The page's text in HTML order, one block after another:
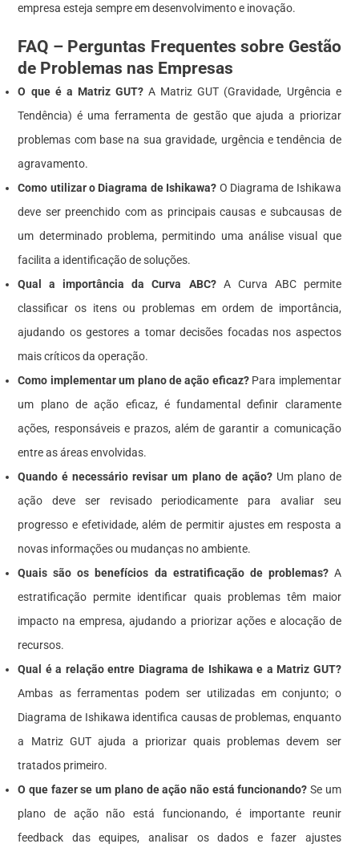
empresa esteja sempre em desenvolvimento e inovação.
FAQ – Perguntas Frequentes sobre Gestão
de Problemas nas Empresas
O que é a Matriz GUT?A Matriz GUT (Gravidade, Urgência e
Tendência) é uma ferramenta de gestão que ajuda a priorizar
problemas com base na sua gravidade, urgência e tendência de
agravamento.
Como utilizar o Diagrama de Ishikawa? O Diagrama de Ishikawa
deve ser preenchido com as principais causas e subcausas de
um determinado problema, permitindo uma análise visual que
facilita a identificação de soluções.
Qual a importância da Curva ABC?A Curva ABC permite
classificar os itens ou problemas em ordem de importância,
ajudando os gestores a tomar decisões focadas nos aspectos
mais críticos da operação.
Como implementar um plano de ação eficaz?Para implementar
um plano de ação eficaz, é fundamental definir claramente
ações, responsáveis e prazos, além de garantir a comunicação
entre as áreas envolvidas.
Quando é necessário revisar um plano de ação?Um plano de
ação deve ser revisado periodicamente para avaliar seu
progresso e efetividade, além de permitir ajustes em resposta a
novas informações ou mudanças no ambiente.
Quais são os benefícios da estratificação de problemas?A
estratificação permite identificar quais problemas têm maior
impacto na empresa, ajudando a priorizar ações e alocação de
recursos.
Qual é a relação entre Diagrama de Ishikawa e a Matriz GUT?
Ambas as ferramentas podem ser utilizadas em conjunto; o
Diagrama de Ishikawa identifica causas de problemas, enquanto
a Matriz GUT ajuda a priorizar quais problemas devem ser
tratados primeiro.
O que fazer se um plano de ação não está funcionando? Se um
plano de ação não está funcionando, é importante reunir
feedback das equipes, analisar os dados e fazer ajustes